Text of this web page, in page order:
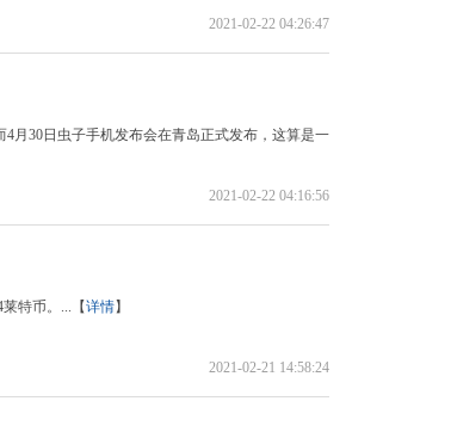
2021-02-22 04:26:47
月30日虫子手机发布会在青岛正式发布，这算是一
2021-02-22 04:16:56
特币。...【详情】
2021-02-21 14:58:24